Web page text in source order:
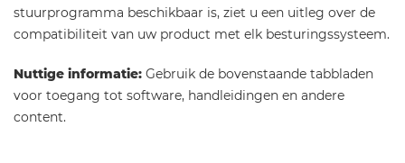
stuurprogramma beschikbaar is, ziet u een uitleg over de
compatibiliteit van uw product met elk besturingssysteem.
Nuttige informatie: Gebruik de bovenstaande tabbladen
voor toegang tot software, handleidingen en andere
content.